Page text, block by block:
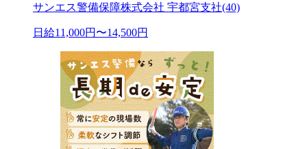
サンエス警備保障株式会社 宇都宮支社(40)
日給11,000円〜14,500円